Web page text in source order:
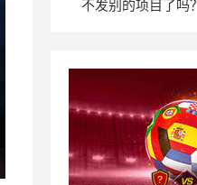
不发别的项目了吗？